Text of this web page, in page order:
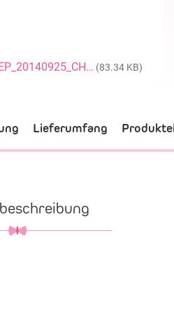
SDB_GC_FUJIROCK_EP_20140925_CH_DE (83.34 KB)
Lieferumfang